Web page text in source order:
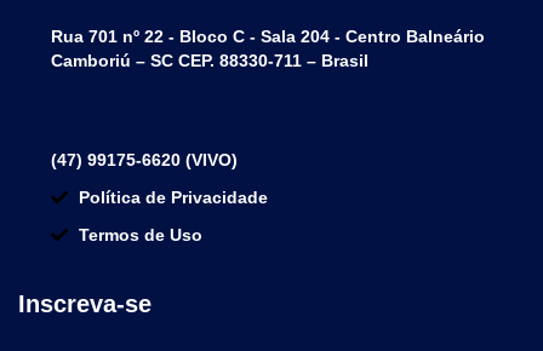
Rua 701 nº 22 - Bloco C - Sala 204 - Centro Balneário
Camboriú – SC CEP. 88330-711 – Brasil
(47) 99175-6620 (VIVO)
Política de Privacidade
Termos de Uso
Inscreva-se